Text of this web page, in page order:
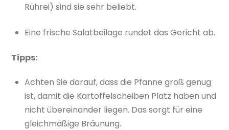
Rührei) sind sie sehr beliebt.
Eine frische Salatbeilage rundet das Gericht ab.
Tipps:
Achten Sie darauf, dass die Pfanne groß genug
ist, damit die Kartoffelscheiben Platz haben und
nicht übereinander liegen. Das sorgt für eine
gleichmäßige Bräunung.